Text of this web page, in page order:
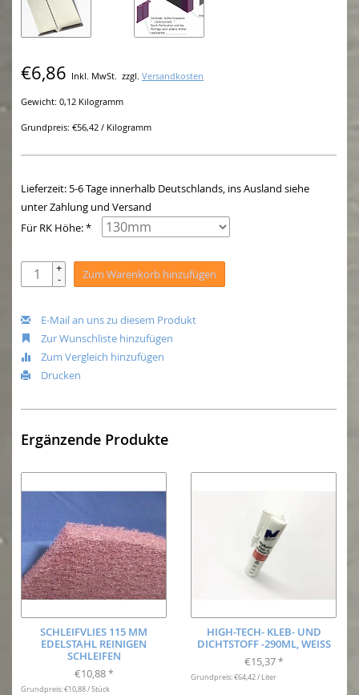
€6,86 Inkl. MwSt. zzgl. Versandkosten
Gewicht: 0,12 Kilogramm
Grundpreis: €56,42 / Kilogramm
Lieferzeit: 5-6 Tage innerhalb Deutschlands, ins Ausland siehe
unter Zahlung und Versand
Für RK Höhe: *
+
- Zum Warenkorb hinzufügen
E-Mail an uns zu diesem Produkt
Zur Wunschliste hinzufügen
Zum Vergleich hinzufügen
Drucken
Ergänzende Produkte
SCHLEIFVLIES 115 MM
EDELSTAHL REINIGEN
SCHLEIFEN
€10,88 *
Grundpreis: €10,88 / Stück
HIGH-TECH- KLEB- UND
DICHTSTOFF -290ML, WEISS
€15,37 *
Grundpreis: €64,42 / Liter